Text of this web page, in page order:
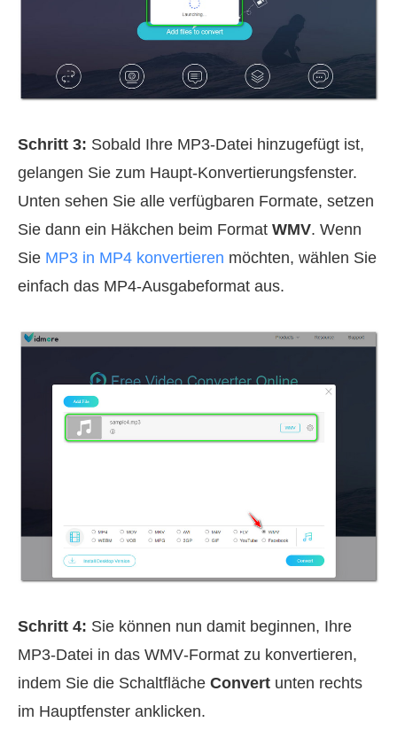
Schritt 3: Sobald Ihre MP3‑Datei hinzugefügt ist,
gelangen Sie zum Haupt‑Konvertierungsfenster.
Unten sehen Sie alle verfügbaren Formate, setzen
Sie dann ein Häkchen beim Format WMV. Wenn
Sie MP3 in MP4 konvertieren möchten, wählen Sie
einfach das MP4‑Ausgabeformat aus.
Schritt 4: Sie können nun damit beginnen, Ihre
MP3‑Datei in das WMV‑Format zu konvertieren,
indem Sie die Schaltfläche Convert unten rechts
im Hauptfenster anklicken.